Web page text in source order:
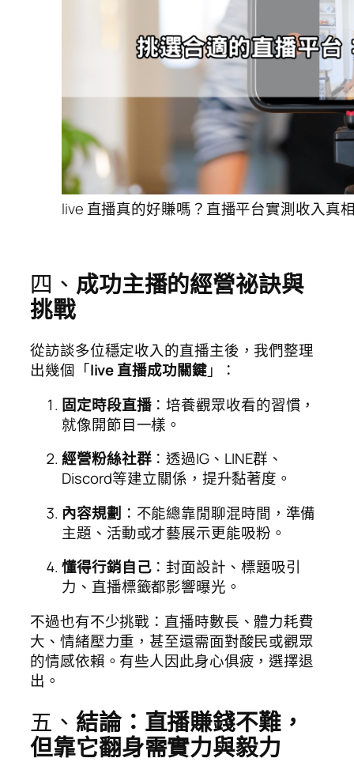
live 直播真的好賺嗎？直播平台實測收入真
四、 成功主播的經營祕訣與
挑戰
從訪談多位穩定收入的直播主後，我們整理
出幾個「live 直播成功關鍵」：
固定時段直播：培養觀眾收看的習慣，
就像開節目一樣。
經營粉絲社群：透過IG、LINE群、
Discord等建立關係，提升黏著度。
內容規劃 ：不能總靠閒聊混時間，準備
主題、活動或才藝展示更能吸粉。
懂得行銷自己：封面設計、標題吸引
力、直播標籤都影響曝光。
不過也有不少挑戰：直播時數長、體力耗費
大、情緒壓力重，甚至還需面對酸民或觀眾
的情感依賴。有些人因此身心俱疲，選擇退
出。
五、 結論：直播賺錢不難，
但靠它翻身需實力與毅力